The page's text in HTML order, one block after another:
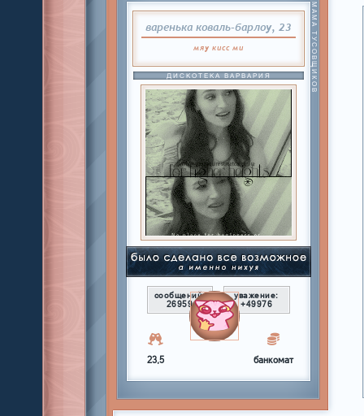
варенька коваль-барлоу, 23
мяу кисс ми МАМА ТУСОВЩИКОВ
ДИСКОТЕКА ВАРВАРИЯ
сообщений:
26959
уважение:
+49976
23,5 банкомат